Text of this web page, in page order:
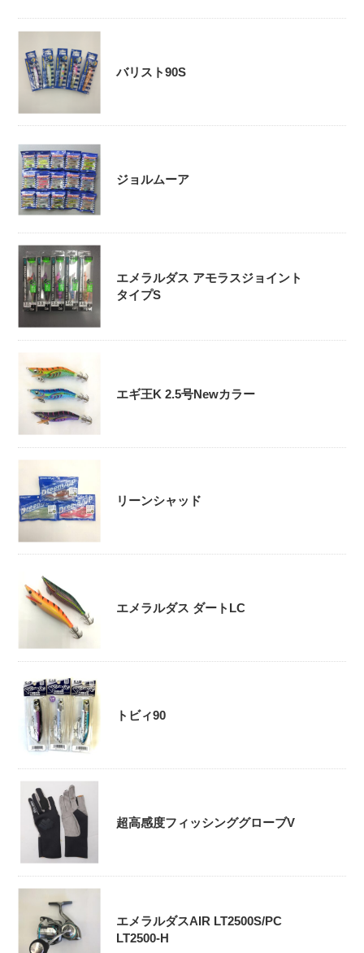
バリスト90S
ジョルムーア
エメラルダス アモラスジョイント
タイプS
エギ王K 2.5号Newカラー
リーンシャッド
エメラルダス ダートLC
トビィ90
超高感度フィッシンググローブV
エメラルダスAIR LT2500S/PC
LT2500-H